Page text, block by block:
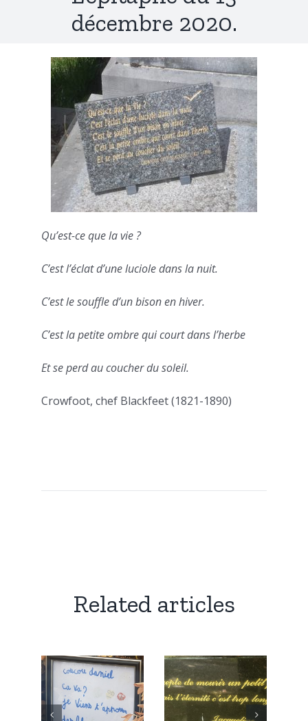
décembre 2020.
Qu’est-ce que la vie ?
C’est l’éclat d’une luciole dans la nuit.
C’est le souffle d’un bison en hiver.
C’est la petite ombre qui court dans l’herbe
Et se perd au coucher du soleil.
Crowfoot, chef Blackfeet (1821-1890)
Related articles